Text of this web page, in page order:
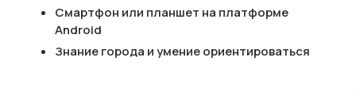
Смартфон или планшет на платформе
Android
Знание города и умение ориентироваться